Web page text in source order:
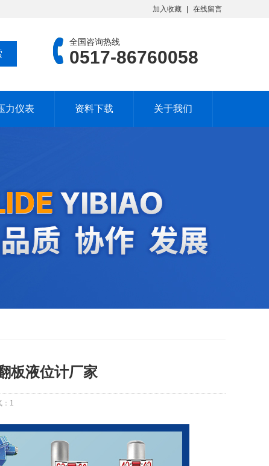
加入收藏 在线留言
全国咨询热线
0517-86760058
力仪表 资料下载 关于我们
板液位计厂家
1